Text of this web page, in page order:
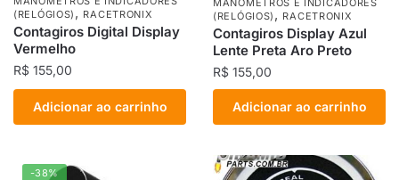
(RELÓGIOS) , RACETRONIX
Contagiros Digital Display
Vermelho
R$ 155,00
Adicionar ao carrinho
(RELÓGIOS) , RACETRONIX
Contagiros Display Azul
Lente Preta Aro Preto
R$ 155,00
Adicionar ao carrinho
-38%